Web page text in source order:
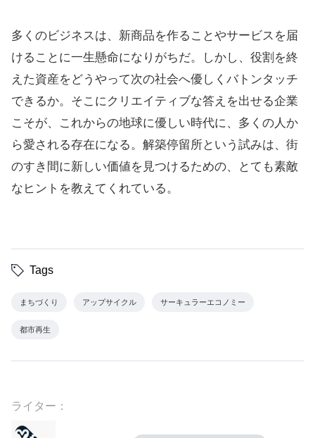
多くのビジネスは、新商品を作ることやサービスを届
けることに一生懸命になりがちだ。しかし、役割を終
えた資産をどうやって次の社会へ優しくバトンタッチ
できるか。そこにクリエイティブな答えを出せる企業
こそが、これからの地球に優しい時代に、多くの人か
ら愛される存在になる。解築停留所という試みは、街
のすき間に新しい価値を見つけるための、とても素敵
なヒントを教えてくれている。
Tags
まちづくり アップサイクル サーキュラーエコノミー
都市再生
ライター：